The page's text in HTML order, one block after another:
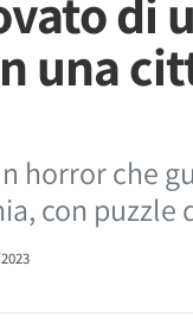
di
una
horror che
con puzzle